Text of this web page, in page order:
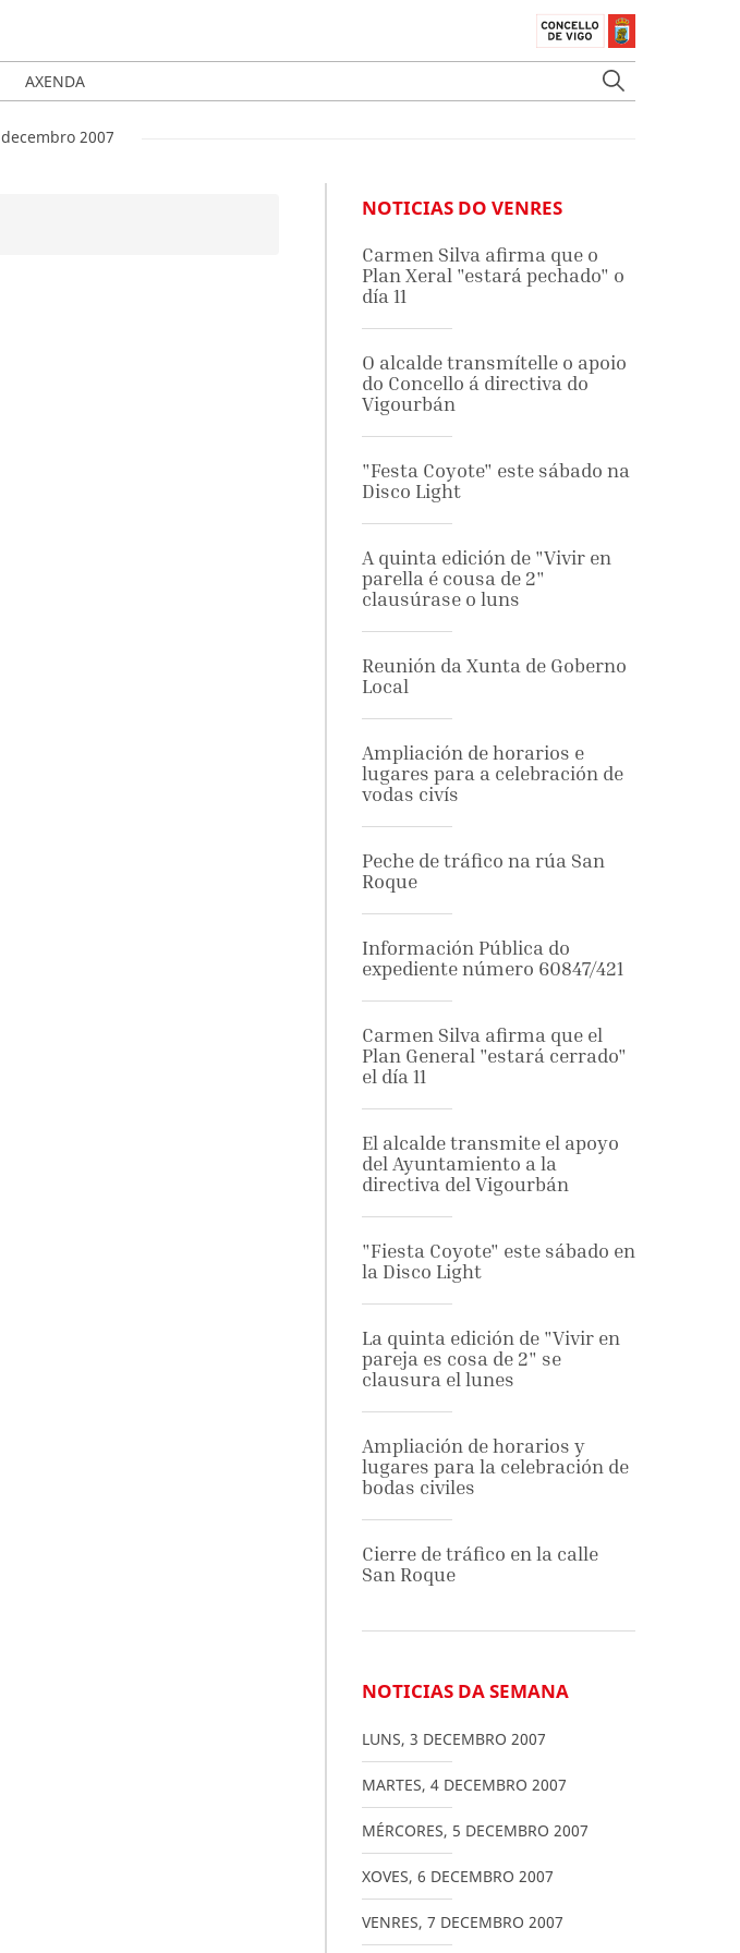
AXENDA
decembro 2007
NOTICIAS DO VENRES
Carmen Silva afirma que o
Plan Xeral "estará pechado" o
día 11
O alcalde transmítelle o apoio
do Concello á directiva do
Vigourbán
"Festa Coyote" este sábado na
Disco Light
A quinta edición de "Vivir en
parella é cousa de 2"
clausúrase o luns
Reunión da Xunta de Goberno
Local
Ampliación de horarios e
lugares para a celebración de
vodas civís
Peche de tráfico na rúa San
Roque
Información Pública do
expediente número 60847/421
Carmen Silva afirma que el
Plan General "estará cerrado"
el día 11
El alcalde transmite el apoyo
del Ayuntamiento a la
directiva del Vigourbán
"Fiesta Coyote" este sábado en
la Disco Light
La quinta edición de "Vivir en
pareja es cosa de 2" se
clausura el lunes
Ampliación de horarios y
lugares para la celebración de
bodas civiles
Cierre de tráfico en la calle
San Roque
NOTICIAS DA SEMANA
LUNS, 3 DECEMBRO 2007
MARTES, 4 DECEMBRO 2007
MÉRCORES, 5 DECEMBRO 2007
XOVES, 6 DECEMBRO 2007
VENRES, 7 DECEMBRO 2007